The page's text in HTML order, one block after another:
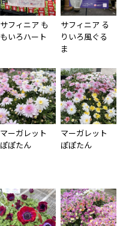
サフィニア も
もいろハート
サフィニア る
りいろ風ぐる
ま
マーガレット
ぽぽたん
マーガレット
ぽぽたん